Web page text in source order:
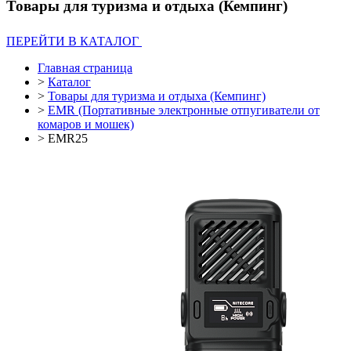
Товары для туризма и отдыха (Кемпинг)
ПЕРЕЙТИ В КАТАЛОГ
Главная страница
> Каталог
> Товары для туризма и отдыха (Кемпинг)
> EMR (Портативные электронные отпугиватели от
комаров и мошек)
> EMR25